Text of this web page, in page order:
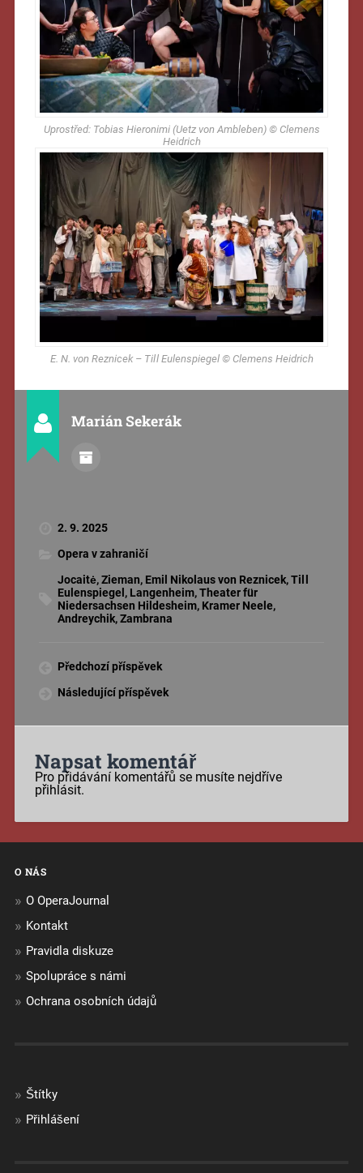
Uprostřed: Tobias Hieronimi (Uetz von Ambleben) © Clemens
Heidrich
E. N. von Reznicek – Til l Eulenspiegel © Clemens Heidrich
Marián Sekerák
2. 9. 2025
Opera v zahraničí
Jocaitė,Zieman, Emil Nikolaus von Reznicek,Til l
Eulenspiegel , Langenheim,Theater für
Niedersachsen Hildesheim, Kramer Neele,
Andreychik,Zambrana
Předchozí příspěvek
Následující příspěvek
Napsat komentář
Pro přidávání komentářů se musíte nejdříve
přihlásit.
O NÁS
O OperaJournal
Kontakt
Pravidla diskuze
Spolupráce s námi
Ochrana osobních údajů
Štítky
Přihlášení